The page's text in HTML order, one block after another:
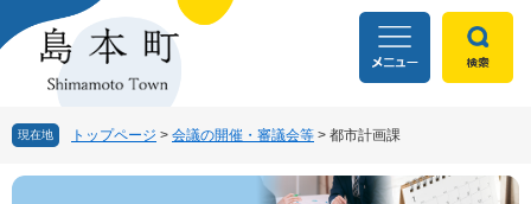
ー
す
ニ
し
現在地 トップページ > 会議の開催・審議会等 > 都市計画課